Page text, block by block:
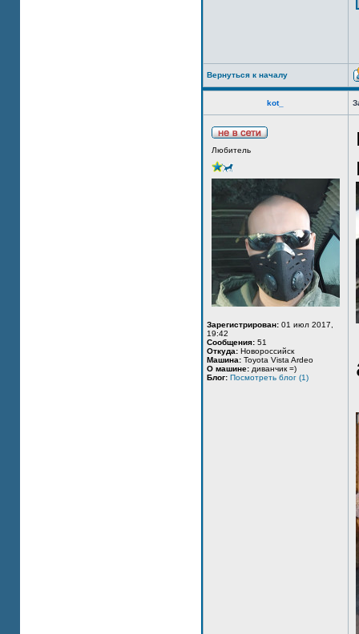
Вернуться к началу
kot_
Любитель
Зарегистрирован: 01 июл 2017,
19:42
Сообщения: 51
Откуда: Новороссийск
Машина: Toyota Vista Ardeo
О машине: диванчик =)
Блог: Посмотреть блог (1)